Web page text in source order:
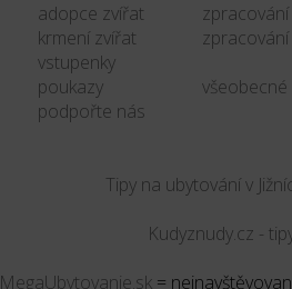
adopce zvířat
krmení zvířat
vstupenky
poukazy
podpořte nás
Tipy na ubytování v
MegaUbytovanie.sk=